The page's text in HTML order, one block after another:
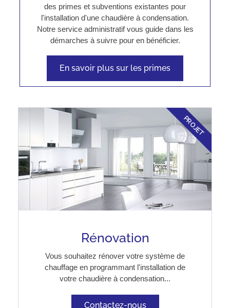
des primes et subventions existantes pour
l'installation d'une chaudière à condensation.
Notre service administratif vous guide dans les
démarches à suivre pour en bénéficier.
En savoir plus sur les primes
Rénovation
Vous souhaitez rénover votre système de
chauffage en programmant l'installation de
votre chaudière à condensation...
Contactez-nous
PROJET